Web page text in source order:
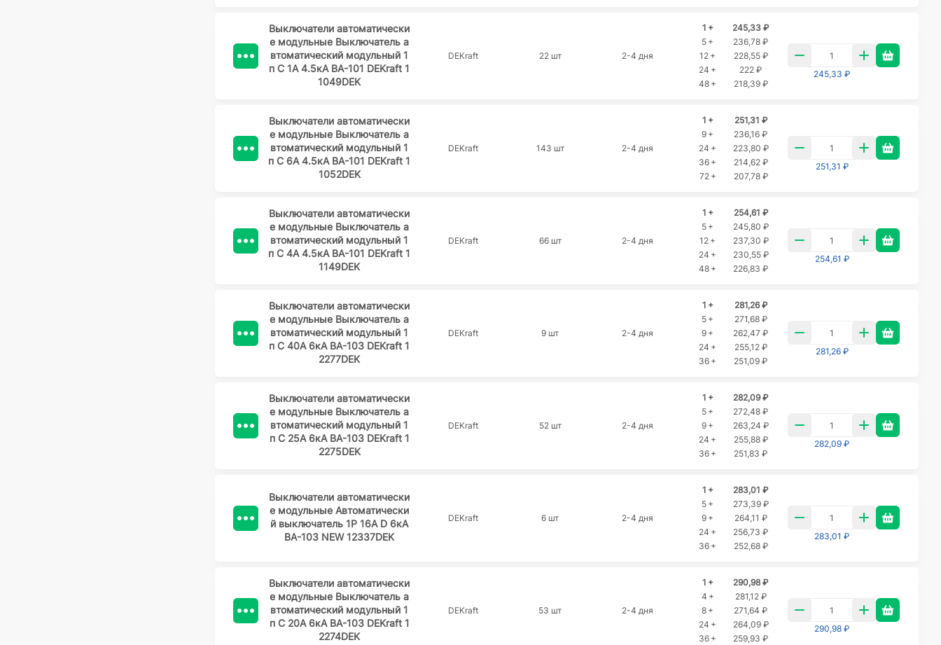
Выключатели автоматически
е модульные Выключатель а
втоматический модульный 1
п C 1А 4.5кА ВА-101 DEKraft 1
1049DEK
DEKraft 22 шт 2-4 дня
1 +
245,33 ₽
5 +
236,78 ₽
12 +
228,55 ₽
24 +
222 ₽
48 +
218,39 ₽
245,33 ₽
Выключатели автоматически
е модульные Выключатель а
втоматический модульный 1
п C 6А 4.5кА ВА-101 DEKraft 1
1052DEK
DEKraft 143 шт 2-4 дня
1 +
251,31 ₽
9 +
236,16 ₽
24 +
223,80 ₽
36 +
214,62 ₽
72 +
207,78 ₽
251,31 ₽
Выключатели автоматически
е модульные Выключатель а
втоматический модульный 1
п C 4А 4.5кА ВА-101 DEKraft 1
1149DEK
DEKraft 66 шт 2-4 дня
1 +
254,61 ₽
5 +
245,80 ₽
12 +
237,30 ₽
24 +
230,55 ₽
48 +
226,83 ₽
254,61 ₽
Выключатели автоматически
е модульные Выключатель а
втоматический модульный 1
п C 40А 6кА ВА-103 DEKraft 1
2277DEK
DEKraft 9 шт 2-4 дня
1 +
281,26 ₽
5 +
271,68 ₽
9 +
262,47 ₽
24 +
255,12 ₽
36 +
251,09 ₽
281,26 ₽
Выключатели автоматически
е модульные Выключатель а
втоматический модульный 1
п C 25А 6кА ВА-103 DEKraft 1
2275DEK
DEKraft 52 шт 2-4 дня
1 +
282,09 ₽
5 +
272,48 ₽
9 +
263,24 ₽
24 +
255,88 ₽
36 +
251,83 ₽
282,09 ₽
Выключатели автоматически
е модульные Автоматически
й выключатель 1Р 16А D 6кА
ВА-103 NEW 12337DEK
DEKraft 6 шт 2-4 дня
1 +
283,01 ₽
5 +
273,39 ₽
9 +
264,11 ₽
24 +
256,73 ₽
36 +
252,68 ₽
283,01 ₽
Выключатели автоматически
е модульные Выключатель а
втоматический модульный 1
п C 20А 6кА ВА-103 DEKraft 1
2274DEK
DEKraft 53 шт 2-4 дня
1 +
290,98 ₽
4 +
281,12 ₽
8 +
271,64 ₽
24 +
264,09 ₽
36 +
259,93 ₽
290,98 ₽